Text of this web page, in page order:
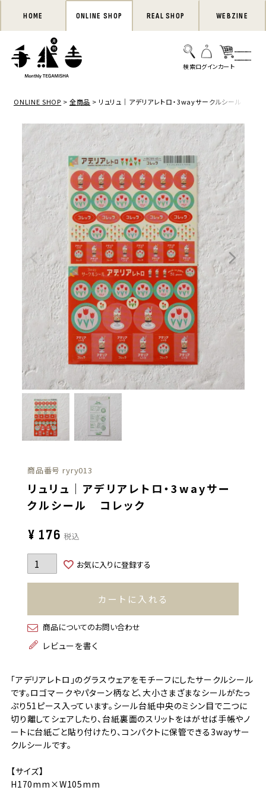
HOME ONLINE SHOP REAL SHOP WEBZINE
ONLINE SHOP 全商品 リュリュ｜アデリアレトロ・3wayサークルシール コレ
商品番号 ryry013
リュリュ｜アデリアレトロ・3wayサー
クルシール コレック
¥ 176 税込
お気に入りに登録する
カートに入れる
商品についてのお問い合わせ
レビューを書く
「アデリアレトロ」のグラスウェアをモチーフにしたサークルシール
です。ロゴマークやパターン柄など、大小さまざまなシールがたっ
ぷり51ピース入っています。シール台紙中央のミシン目で二つに
切り離してシェアしたり、台紙裏面のスリットをはがせば手帳やノ
ートに台紙ごと貼り付けたり、コンパクトに保管できる3wayサー
クルシールです。
【サイズ】
H170mm×W105mm